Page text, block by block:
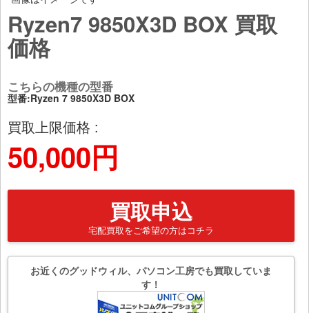
Ryzen7 9850X3D BOX 買取
価格
こちらの機種の型番
型番:Ryzen 7 9850X3D BOX
買取上限価格 :
50,000円
買取申込
宅配買取をご希望の方はコチラ
お近くのグッドウィル、パソコン工房でも買取していま
す！